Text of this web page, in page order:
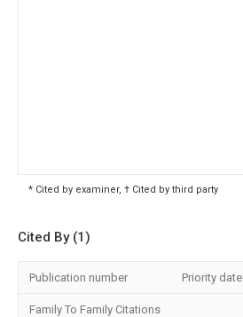
* Cited by examiner, † Cited by third party
Cited By (1)
Publication number Priority date
Family To Family Citations